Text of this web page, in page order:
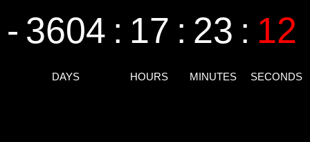
- 3604
DAYS
: 17
HOURS
: 23
MINUTES
: 13
SECONDS